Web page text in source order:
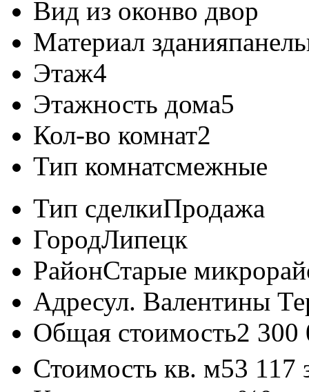
Вид из оконво двор
Материал здания
Этаж4
Этажность дома5
Кол-во комнат2
Тип комнатсмежные
Тип сделкиПродажа
ГородЛипецк
РайонСтарые
Адресул. Валентины
Общая стоимость2 300
Стоимость кв. м53 117